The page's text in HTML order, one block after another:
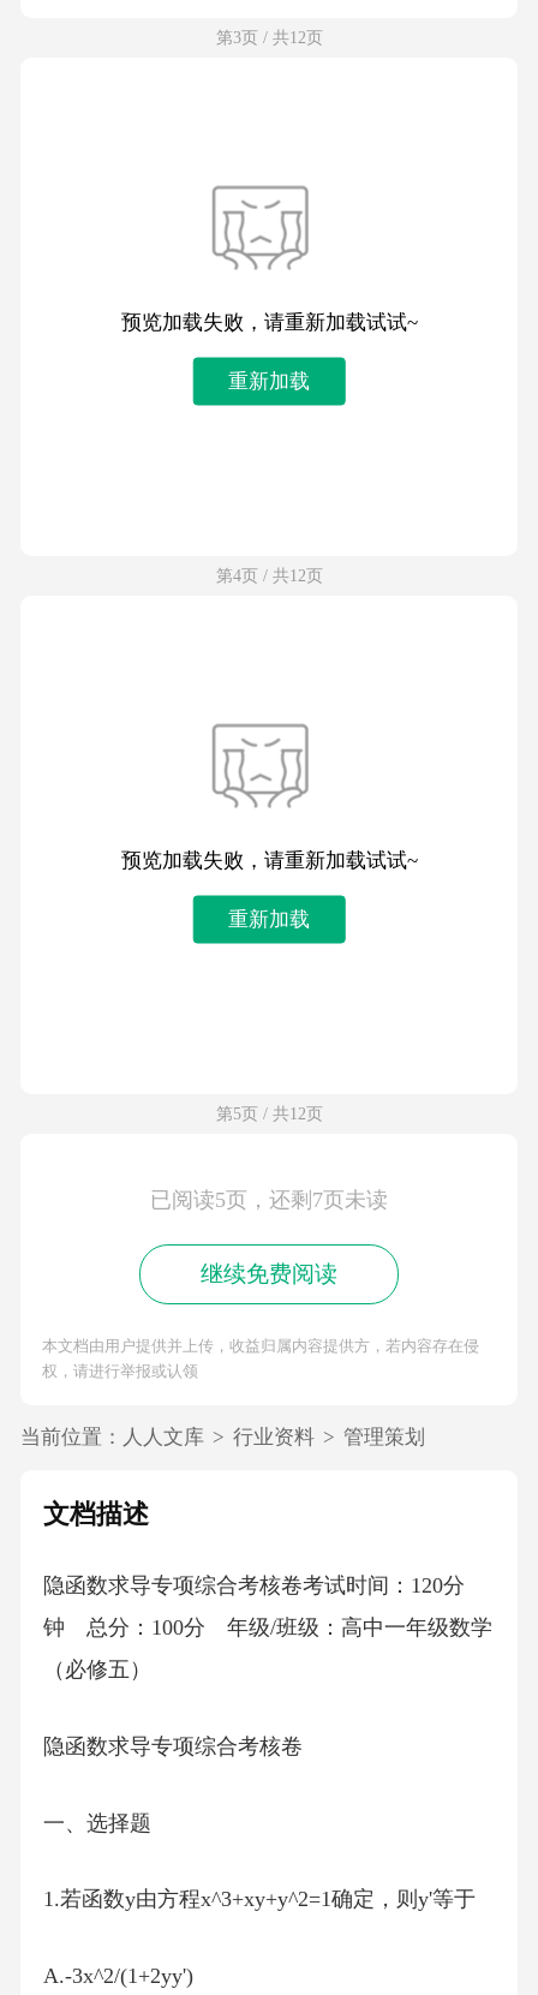
第3页 / 共12页
预览加载失败，请重新加载试试~
重新加载
第4页 / 共12页
预览加载失败，请重新加载试试~
重新加载
第5页 / 共12页
已阅读5页，还剩7页未读
继续免费阅读
本文档由用户提供并上传，收益归属内容提供方，若内容存在侵
权，请进行举报或认领
当前位置： 人人文库 > 行业资料 > 管理策划
文档描述
隐函数求导专项综合考核卷考试时间：120分
钟 总分：100分 年级/班级：高中一年级数学
（必修五）
隐函数求导专项综合考核卷
一、选择题
1.若函数y由方程x^3+xy+y^2=1确定，则y'等于
A.-3x^2/(1+2yy')